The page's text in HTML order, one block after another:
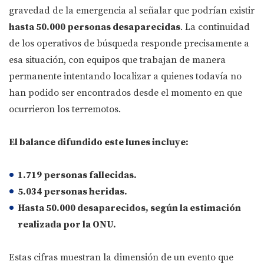
gravedad de la emergencia al señalar que podrían existir
hasta 50.000 personas desaparecidas. La continuidad
de los operativos de búsqueda responde precisamente a
esa situación, con equipos que trabajan de manera
permanente intentando localizar a quienes todavía no
han podido ser encontrados desde el momento en que
ocurrieron los terremotos.
El balance difundido este lunes incluye:
1.719 personas fallecidas.
5.034 personas heridas.
Hasta 50.000 desaparecidos, según la estimación
realizada por la ONU.
Estas cifras muestran la dimensión de un evento que